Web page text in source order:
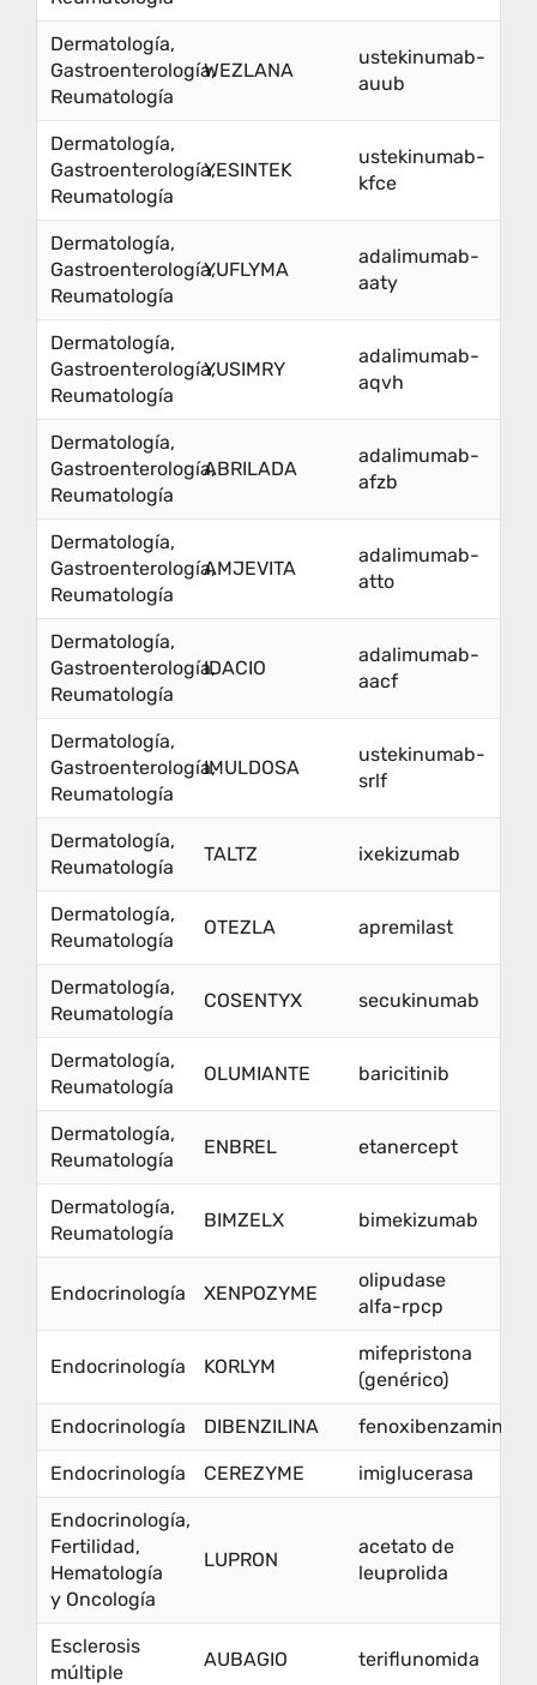
Dermatología,
Gastroenterología,
Reumatología
WEZLANA
ustekinumab-
auub
Dermatología,
Gastroenterología,
Reumatología
YESINTEK
ustekinumab-
kfce
Dermatología,
Gastroenterología,
Reumatología
YUFLYMA
adalimumab-
aaty
Dermatología,
Gastroenterología,
Reumatología
YUSIMRY
adalimumab-
aqvh
Dermatología,
Gastroenterología,
Reumatología
ABRILADA
adalimumab-
afzb
Dermatología,
Gastroenterología,
Reumatología
AMJEVITA
adalimumab-
atto
Dermatología,
Gastroenterología,
Reumatología
IDACIO
adalimumab-
aacf
Dermatología,
Gastroenterología,
Reumatología
IMULDOSA
ustekinumab-
srlf
Dermatología,
Reumatología
TALTZ ixekizumab
Dermatología,
Reumatología
OTEZLA apremilast
Dermatología,
Reumatología
COSENTYX secukinumab
Dermatología,
Reumatología
OLUMIANTE baricitinib
Dermatología,
Reumatología
ENBREL etanercept
Dermatología,
Reumatología
BIMZELX bimekizumab
Endocrinología XENPOZYME
olipudase
alfa-rpcp
Endocrinología KORLYM
mifepristona
(genérico)
Endocrinología DIBENZILINA fenoxibenzamina
Endocrinología CEREZYME imiglucerasa
Endocrinología,
Fertilidad,
Hematología
y Oncología
LUPRON
acetato de
leuprolida
Esclerosis
múltiple
AUBAGIO teriflunomida